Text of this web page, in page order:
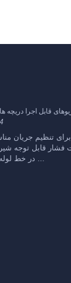
قابل اجرا دریچه
برای تنظیم جریان
فشار قابل توجه